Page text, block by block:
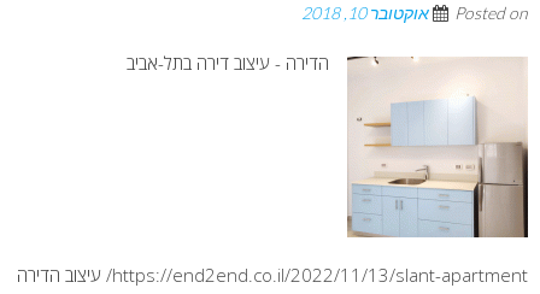
Posted on אוקטובר 10, 2018
הדירה - עיצוב דירה בתל-אביב
https://end2end.co.il/2022/11/13/slant-apartment/ עיצוב הדירה